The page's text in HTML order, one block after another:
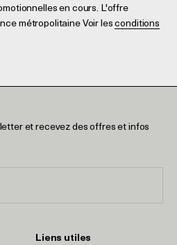
en cours. L'offre
métropolitaine Voir lesconditions
et recevez des offres et infos
Liens utiles